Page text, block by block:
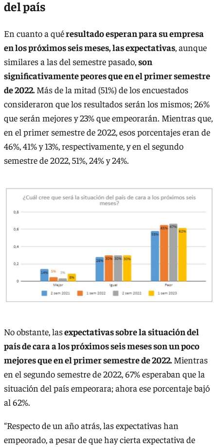
del país
En cuanto a quéresultado esperan para su empresa
en los próximos seis meses, las expectativas, aunque
similares a las del semestre pasado,son
significativamente peores que en el primer semestre
de 2022.Más de la mitad (51%) de los encuestados
consideraron que los resultados serán los mismos; 26%
que serán mejores y 23% que empeorarán. Mientras que,
en el primer semestre de 2022, esos porcentajes eran de
46%, 41% y 13%, respectivamente, y en el segundo
semestre de 2022, 51%, 24% y 24%.
No obstante, lasexpectativas sobre la situación del
país de cara a los próximos seis meses son un poco
mejores que en el primer semestre de 2022.Mientras
en el segundo semestre de 2022, 67% esperaban que la
situación del país empeorara; ahora ese porcentaje bajó
al 62%.
“Respecto de un año atrás, las expectativas han
empeorado, a pesar de que hay cierta expectativa de